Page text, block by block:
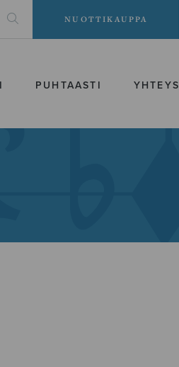
NUOTTIKAUPPA
PUHTAASTI YHTEYS